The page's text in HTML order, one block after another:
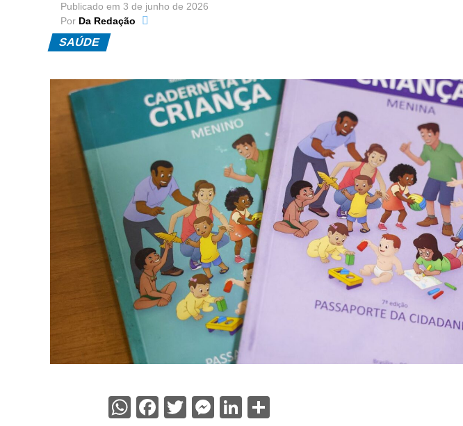
Publicado em 3 de junho de 2026
Por Da Redação
SAÚDE
WhatsApp
Facebook
Twitter
Messenger
LinkedIn